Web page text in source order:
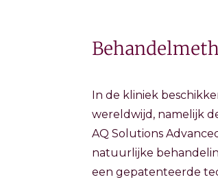
In de kliniek
wereldwijd, namelijk
AQ Solutions
natuurlijke
een gepatenteerde